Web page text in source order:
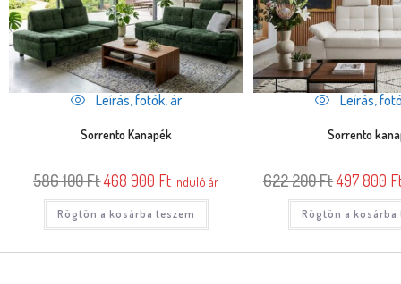
Leírás, fotók, ár
Sorrento Kanapék
586 100Ft468 900 Ftinduló ár
Rögtön a kosárba teszem
Leírás,
Sorrento
622 200Ft497 800
Rögtön a kosárba